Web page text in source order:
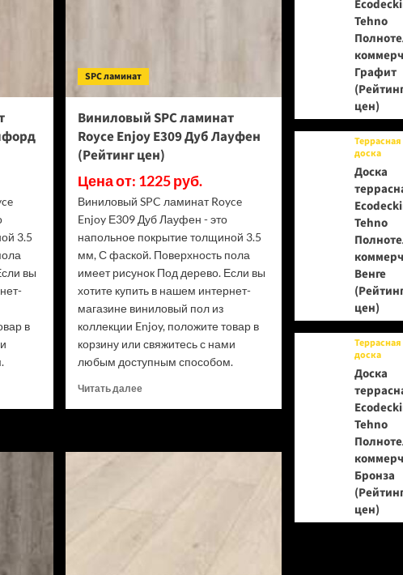
3.5
вы
в
SPC ламинат
Виниловый SPC ламинат
Royce Enjoy Е309 Дуб Лауфен
(Рейтинг цен)
Цена от: 1225 руб.
Виниловый SPC ламинат Royce
Enjoy Е309 Дуб Лауфен - это
напольное покрытие толщиной 3.5
мм, С фаской. Поверхность пола
имеет рисунок Под дерево. Если вы
хотите купить в нашем интернет-
магазине виниловый пол из
коллекции Enjoy, положите товар в
корзину или свяжитесь с нами
любым доступным способом.
Читать далееПрочитать
Tehno
Графит
цен)
Террасная
доска
Доска
Tehno
Венге
цен)
Террасная
доска
Доска
Tehno
Бронза
цен)